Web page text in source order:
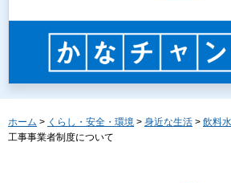
ホーム > くらし・安全・環境 > 身近な生活 > 飲料
工事事業者制度について